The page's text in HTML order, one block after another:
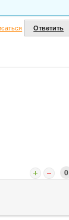
Ответить
0